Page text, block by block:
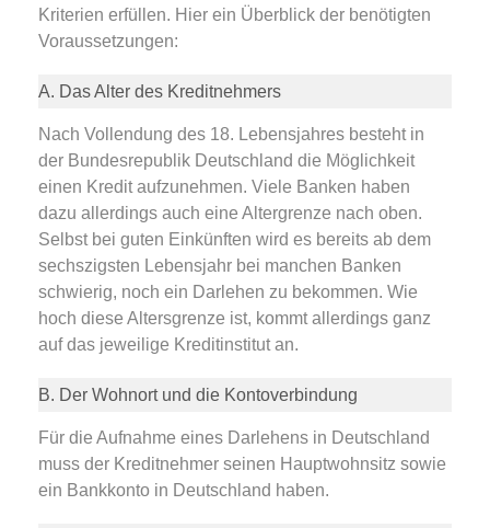
Kriterien erfüllen. Hier ein Überblick der benötigten
Voraussetzungen:
A. Das Alter des Kreditnehmers
Nach Vollendung des 18. Lebensjahres besteht in
der Bundesrepublik Deutschland die Möglichkeit
einen Kredit aufzunehmen. Viele Banken haben
dazu allerdings auch eine Altergrenze nach oben.
Selbst bei guten Einkünften wird es bereits ab dem
sechszigsten Lebensjahr bei manchen Banken
schwierig, noch ein Darlehen zu bekommen. Wie
hoch diese Altersgrenze ist, kommt allerdings ganz
auf das jeweilige Kreditinstitut an.
B. Der Wohnort und die Kontoverbindung
Für die Aufnahme eines Darlehens in Deutschland
muss der Kreditnehmer seinen Hauptwohnsitz sowie
ein Bankkonto in Deutschland haben.